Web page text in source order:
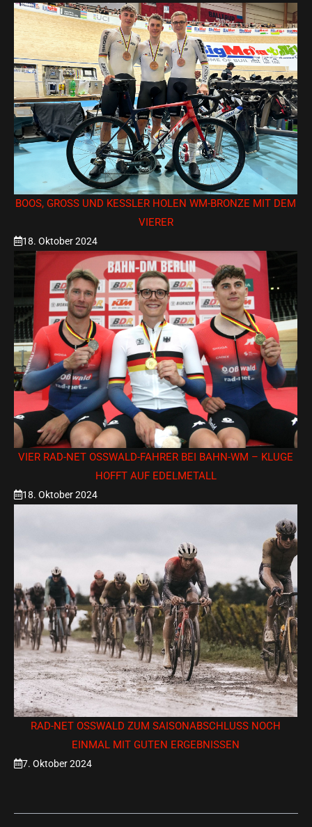
BOOS, GROSS UND KESSLER HOLEN WM-BRONZE MIT DEM VI
ERER
18. Oktober 2024
VIER RAD-NET OSSWALD-FAHRER BEI BAHN-WM – KLUGE H
OFFT AUF EDELMETALL
18. Oktober 2024
RAD-NET OSSWALD ZUM SAISONABSCHLUSS NOCH E
INMAL MIT GUTEN ERGEBNISSEN
7. Oktober 2024